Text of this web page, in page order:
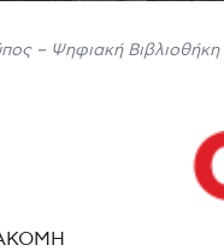
– Ψηφιακή Βιβλιοθήκη